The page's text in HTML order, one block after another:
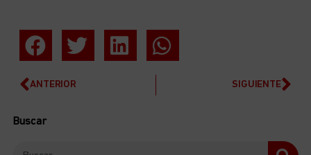
ANTERIOR SIGUIENTE
Buscar